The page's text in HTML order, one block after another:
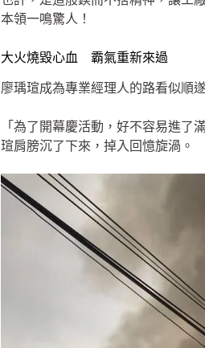
本領一鳴驚人！
大火燒毀心血 霸氣重新來過
廖瑀瑄成為專業經理人的路看似順
「為了開幕慶活動，好不容易進
瑄肩膀沉了下來，掉入回憶旋渦。